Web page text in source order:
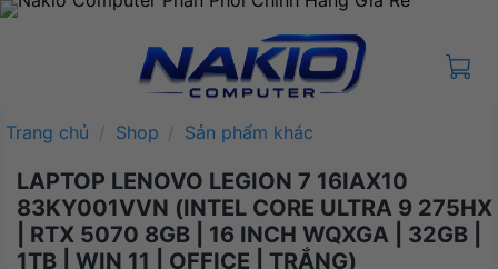
Bỏ
Trang chủ / Shop / Sản phẩm khác
LAPTOP LENOVO LEGION 7 16IAX10
83KY001VVN (INTEL CORE ULTRA 9 275HX
| RTX 5070 8GB | 16 INCH WQXGA | 32GB |
1TB | WIN 11 | OFFICE | TRẮNG)